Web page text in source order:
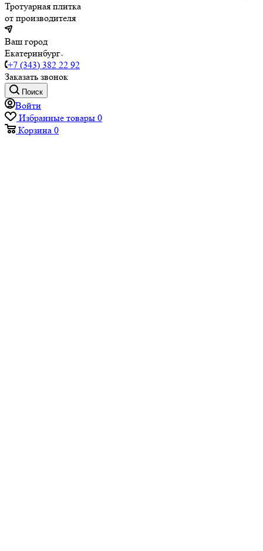
Тротуарная плитка
от производителя
Ваш город
Екатеринбург
+7 (343) 382 22 92
Заказать звонок
Поиск
Войти
Избранные товары 0
Корзина 0